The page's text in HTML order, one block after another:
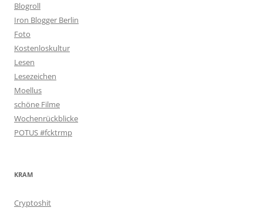
Blogroll
Iron Blogger Berlin
Foto
Kostenloskultur
Lesen
Lesezeichen
Moellus
schöne Filme
Wochenrückblicke
POTUS #fcktrmp
KRAM
Cryptoshit